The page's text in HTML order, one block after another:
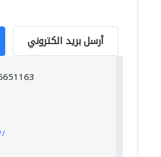
أرسل بريد الكتروني